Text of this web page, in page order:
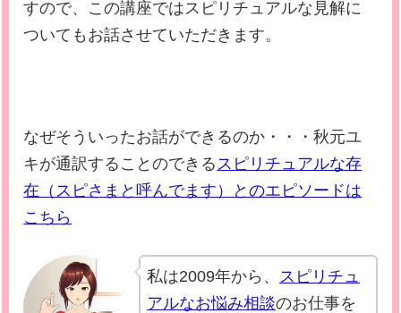
すので、この講座ではスピリチュアルな見解に
ついてもお話させていただきます。
なぜそういったお話ができるのか・・・秋元ユ
キが通訳することのできる スピリチュアルな存
在（スピさまと呼んでます）とのエピソードは
こちら
私は2009年から、
スピリチュ
アルなお悩み相談のお仕事を